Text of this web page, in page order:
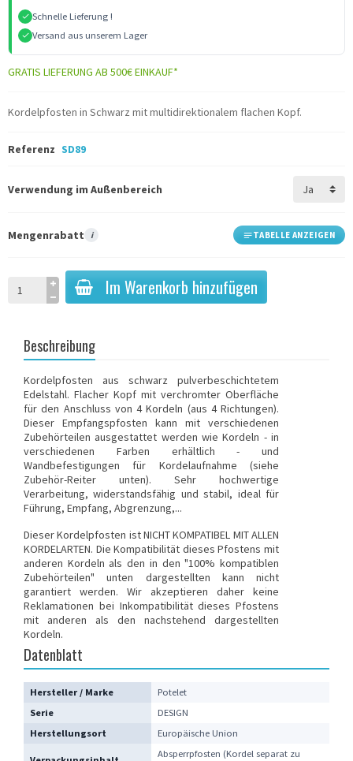
Schnelle Lieferung !
Versand aus unserem Lager
GRATIS LIEFERUNG AB 500€ EINKAUF*
Kordelpfosten in Schwarz mit multidirektionalem flachen Kopf.
Referenz SD89
Verwendung im Außenbereich
Mengenrabatt i TABELLE ANZEIGEN
Im Warenkorb hinzufügen
Beschreibung
Kordelpfosten aus schwarz pulverbeschichtetem
Edelstahl. Flacher Kopf mit verchromter Oberfläche
für den Anschluss von 4 Kordeln (aus 4 Richtungen).
Dieser Empfangspfosten kann mit verschiedenen
Zubehörteilen ausgestattet werden wieKordeln - in
verschiedenen Farben erhältlich - und
Wandbefestigungen für Kordelaufnahme (siehe
Zubehör-Reiter unten). Sehr hochwertige
Verarbeitung, widerstandsfähig und stabil, ideal für
Führung, Empfang, Abgrenzung,...
Dieser Kordelpfosten ist NICHT KOMPATIBEL MIT ALLEN
KORDELARTEN. Die Kompatibilität dieses Pfostens mit
anderen Kordeln als den in den "100% kompatiblen
Zubehörteilen" unten dargestellten kann nicht
garantiert werden. Wir akzeptieren daher keine
Reklamationen bei Inkompatibilität dieses Pfostens
mit anderen als den nachstehend dargestellten
Kordeln.
Datenblatt
Hersteller / Marke
Potelet
Serie
DESIGN
Herstellungsort
Europäische Union
Absperrpfosten (Kordel separat zu